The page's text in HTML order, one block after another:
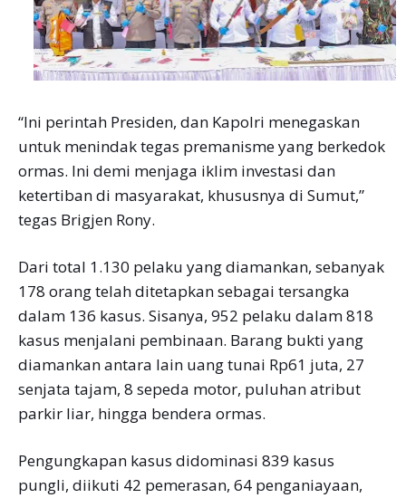
“Ini perintah Presiden, dan Kapolri menegaskan
untuk menindak tegas premanisme yang berkedok
ormas. Ini demi menjaga iklim investasi dan
ketertiban di masyarakat, khususnya di Sumut,”
tegas Brigjen Rony.
Dari total 1.130 pelaku yang diamankan, sebanyak
178 orang telah ditetapkan sebagai tersangka
dalam 136 kasus. Sisanya, 952 pelaku dalam 818
kasus menjalani pembinaan. Barang bukti yang
diamankan antara lain uang tunai Rp61 juta, 27
senjata tajam, 8 sepeda motor, puluhan atribut
parkir liar, hingga bendera ormas.
Pengungkapan kasus didominasi 839 kasus
pungli, diikuti 42 pemerasan, 64 penganiayaan,